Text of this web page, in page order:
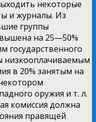
некоторые
и журналы. Из
группы
на 25—50%
государственного
низкооплачиваемым
в 20% занятым на
оружия и т. л.
комиссия должна
правящей